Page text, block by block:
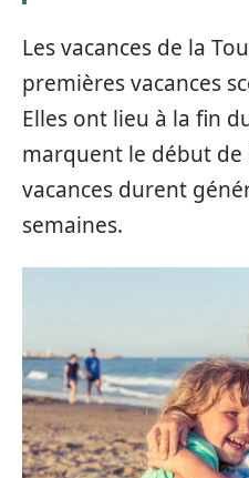
Les vacances de la
premières vacances
Elles ont lieu à la fin
marquent le début de
vacances durent
semaines.